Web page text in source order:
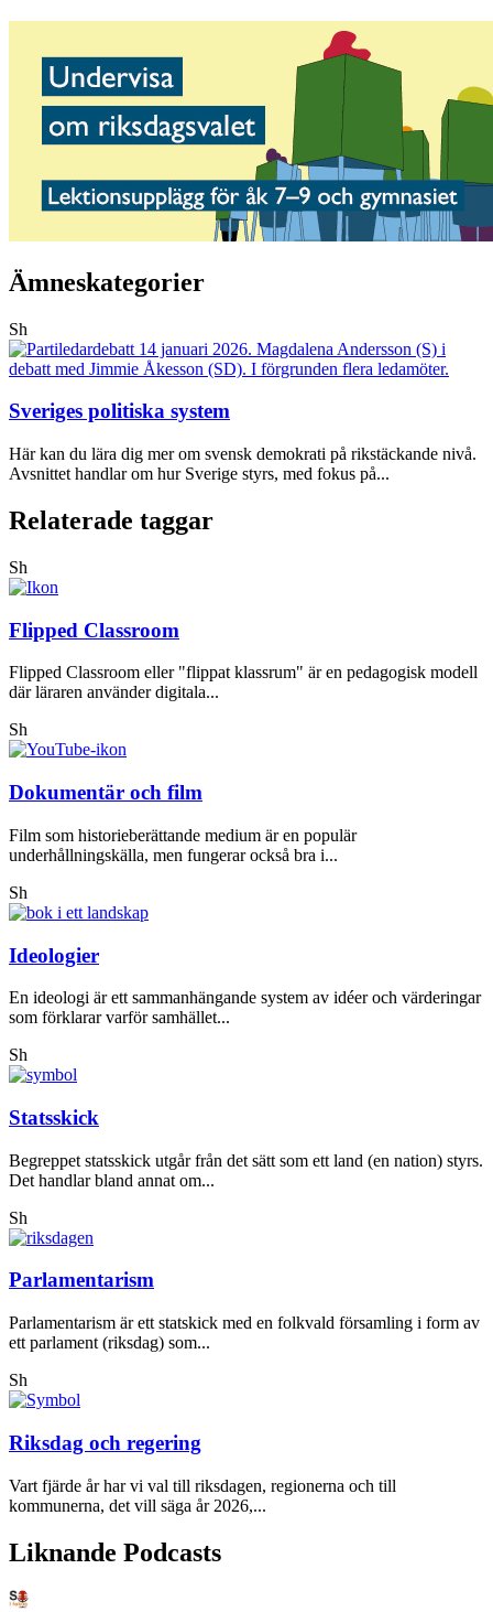
Ämneskategorier
Sh
Sveriges politiska system
Här kan du lära dig mer om svensk demokrati på rikstäckande nivå.
Avsnittet handlar om hur Sverige styrs, med fokus på...
Relaterade taggar
Sh
Flipped Classroom
Flipped Classroom eller "flippat klassrum" är en pedagogisk modell
där läraren använder digitala...
Sh
Dokumentär och film
Film som historieberättande medium är en populär
underhållningskälla, men fungerar också bra i...
Sh
Ideologier
En ideologi är ett sammanhängande system av idéer och värderingar
som förklarar varför samhället...
Sh
Statsskick
Begreppet statsskick utgår från det sätt som ett land (en nation) styrs.
Det handlar bland annat om...
Sh
Parlamentarism
Parlamentarism är ett statskick med en folkvald församling i form av
ett parlament (riksdag) som...
Sh
Riksdag och regering
Vart fjärde år har vi val till riksdagen, regionerna och till
kommunerna, det vill säga år 2026,...
Liknande Podcasts